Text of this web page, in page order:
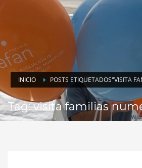
INICIO POSTS ETIQUETADOS"VISITA
Tag: visita familias